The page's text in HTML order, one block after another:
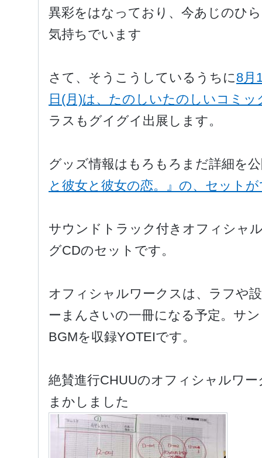
異彩をはなっており、今あじのひ
気持ちでいます
さて、そうこうしているうちに8月
日(月)は、たのしいたのしいコミ
ラスもグイグイ出展します。
グッズ情報はもろもろまだ詳細を
と彼女と彼女の恋。』の、セット
サウンドトラック付きオフィシャ
グCDのセットです。
オフィシャルワークスは、ラフや
ーまんさいの一冊になる予定。サ
BGMを収録YOTEIです。
絶賛進行CHUUのオフィシャルワ
まかしました